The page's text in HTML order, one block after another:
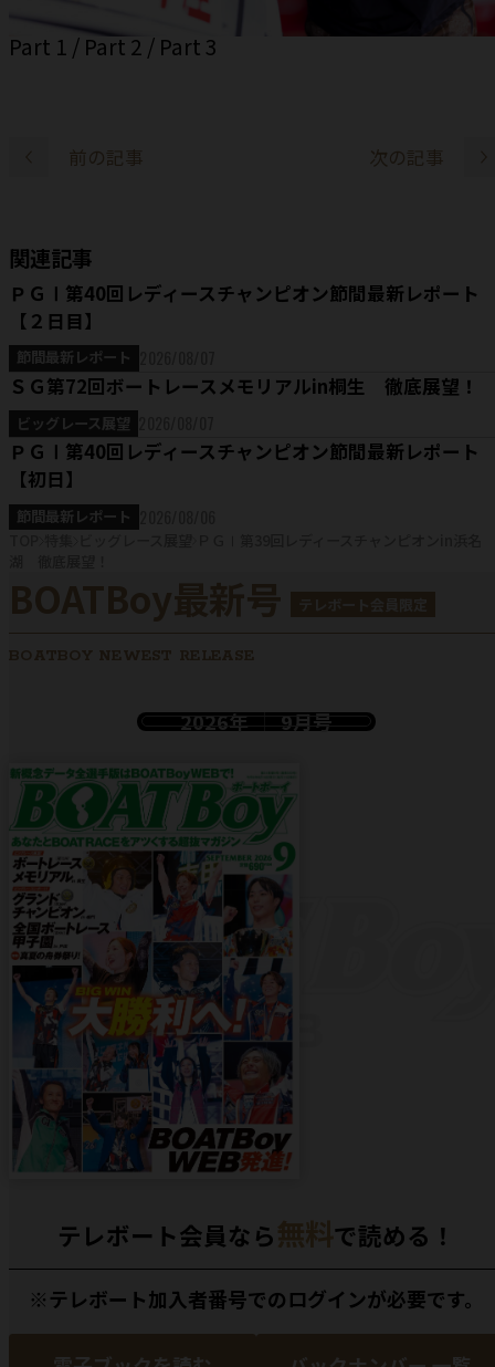
Part 1 / Part 2 / Part 3
前の記事 次の記事
関連記事
ＰＧⅠ第40回レディースチャンピオン節間最新レポート
【２日目】
節間最新レポート
ＳＧ第72回ボートレースメモリアルin桐生 徹底展望！
ビッグレース展望
ＰＧⅠ第40回レディースチャンピオン節間最新レポート
【初日】
節間最新レポート
BOATBoy最新号
BOATBOY NEWEST RELEASE
2026年 9月号
テレボート会員なら無料で読める！
※テレボート加入者番号でのログインが必要です。